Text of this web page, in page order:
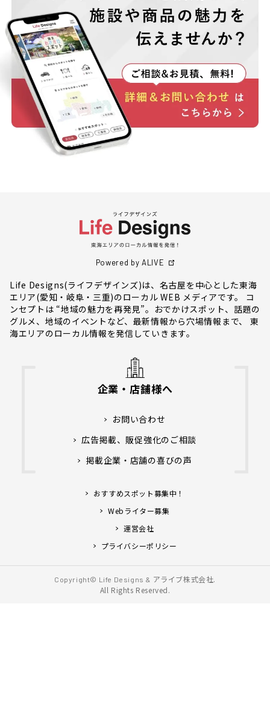
Powered by ALIVE
Life Designs(ライフデザインズ)は、名古屋を中心とした東海
エリア(愛知・岐阜・三重)のローカル WEB メディアです。 コ
ンセプトは “地域の魅力を再発見”。おでかけスポット、話題の
グルメ、地域のイベントなど、最新情報から穴場情報まで、 東
海エリアのローカル情報を発信していきます。
企業・店舗様へ
お問い合わせ
広告掲載、販促強化のご相談
掲載企業・店舗の喜びの声
おすすめスポット募集中！
Webライター募集
運営会社
プライバシーポリシー
Copyright© Life Designs & アライブ株式会社.
All Rights Reserved.